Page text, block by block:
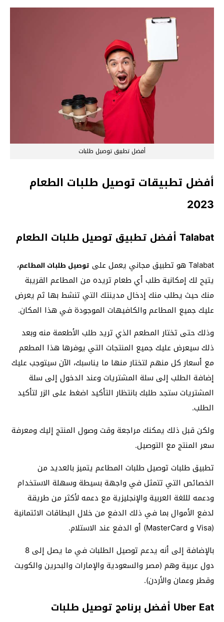
أفضل تطبيق توصيل طلبات
أفضل تطبيقات توصيل طلبات الطعام
2023
Talabat أفضل تطبيق توصيل طلبات الطعام
Talabat هو تطبيق مجاني يعمل على توصيل طلبات المطاعم،
يتيح لك إمكانية طلب أي طعام تريده من المطاعم القريبة
منك حيث يطلب منك إدخال مدينتك التي تنشط بها ثم يعرض
عليك جميع المطاعم والكافيهات الموجودة في هذا المكان.
وذلك حتى تختار المطعم الذي تريد طلب الأطعمة منه وبعد
ذلك سيعرض عليك جميع المنتجات التي يوفرها هذا المطعم
مع أسعار كل منهم لتختار منها ما يناسبك، الآن سيتوجب عليك
إضافة الطلب إلى سلة المشتريات وعند الدخول إلى سلة
المشتريات ستجد طلبك بانتظار التأكيد اضغط على الزر لتأكيد
الطلب.
ولكن قبل ذلك يمكنك مراجعة وقت وصول المنتج إليك ومعرفة
سعر المنتج مع التوصيل.
تطبيق طلبات توصيل طلبات المطاعم يتميز بالعديد من
الخصائص التي تتمثل في واجهة بسيطة وسهلة الاستخدام
ودعمه لللغة العربية والإنجليزية مع دعمه لأكثر من طريقة
لدفع الأموال بما في ذلك الدفع من خلال البطاقات الائتمانية
(Visa و MasterCard) أو الدفع عند الاستلام.
بالإضافة إلى أنه يدعم توصيل الطلبات في ما يصل إلى 8
دول عربية وهم (مصر والسعودية والإمارات والبحرين والكويت
وقطر وعمان والأردن).
Uber Eat أفضل برنامج توصيل طلبات